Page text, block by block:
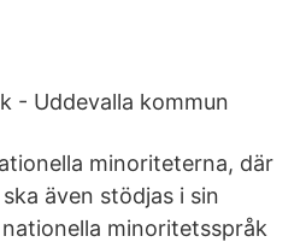
- Uddevalla kommun
minoriteterna, där
även stödjas i sin
minoritetsspråk